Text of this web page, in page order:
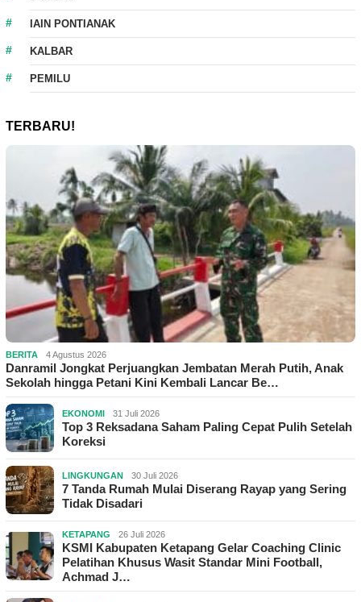
IAIN PONTIANAK
KALBAR
PEMILU
TERBARU!
BERITA 4 Agustus 2026
Danramil Jongkat Perjuangkan Jembatan Merah Putih, Anak
Sekolah hingga Petani Kini Kembali Lancar Be…
EKONOMI 31 Juli 2026
Top 3 Reksadana Saham Paling Cepat Pulih Setelah
Koreksi
LINGKUNGAN 30 Juli 2026
7 Tanda Rumah Mulai Diserang Rayap yang Sering
Tidak Disadari
KETAPANG 26 Juli 2026
KSMI Kabupaten Ketapang Gelar Coaching Clinic
Pelatihan Khusus Wasit Standar Mini Football,
Achmad J…